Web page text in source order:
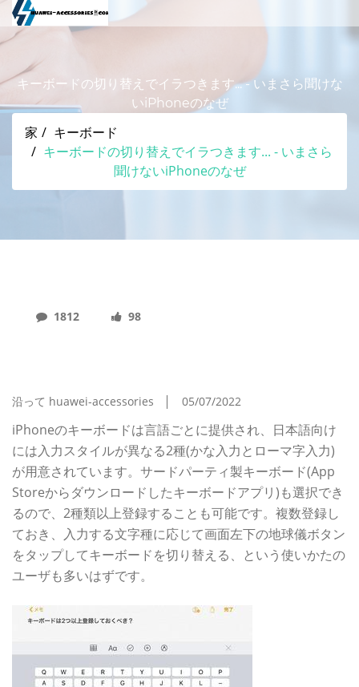
キーボードの切り替えでイラつきます... - いまさら聞けな
いiPhoneのなぜ
家
キーボード
キーボードの切り替えでイラつきます... - いまさら
聞けないiPhoneのなぜ
1812 98
沿って huawei-accessories 05/07/2022
iPhoneのキーボードは言語ごとに提供され、日本語向け
には入力スタイルが異なる2種(かな入力とローマ字入力)
が用意されています。サードパーティ製キーボード(App
Storeからダウンロードしたキーボードアプリ)も選択でき
るので、2種類以上登録することも可能です。複数登録し
ておき、入力する文字種に応じて画面左下の地球儀ボタン
をタップしてキーボードを切り替える、という使いかたの
ユーザも多いはずです。